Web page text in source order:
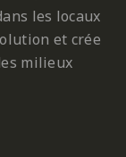
les locaux
et crée
milieux